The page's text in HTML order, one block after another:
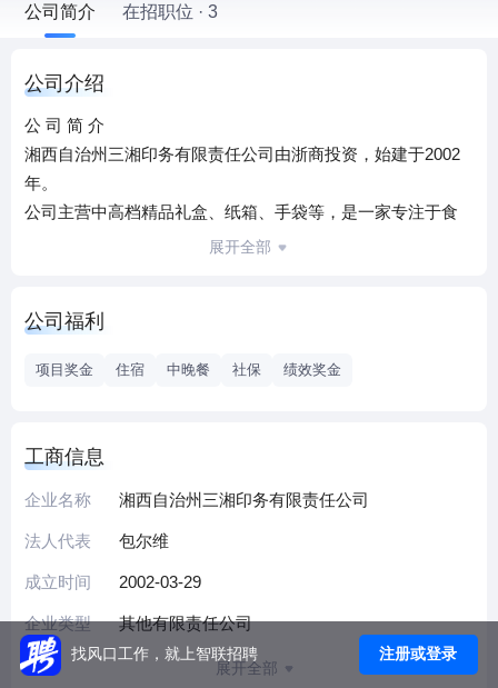
公司简介 在招职位 · 3
公司介绍
公 司 简 介
湘西自治州三湘印务有限责任公司由浙商投资，始建于2002
年。
公司主营中高档精品礼盒、纸箱、手袋等，是一家专注于食
品类包装，集设计、生产、销售一站式服务的专业化、规模
就业岗位350多个，拥有全新厂房2万多平方。紧邻湖南省湘
使产品质量得到更有效保障。
多年来，公司在各级政府的关心下，企业不断发展壮大，公
司现已发展成为湖南省酒类包装龙头企业，先后获得“湖南省
民族团结进步示范单位”、“湖南省重合同、守信用企业”、“湘
会，公司每年会组织爱心献血、群众困难帮扶、员工爱心救
助等各类公益活动。
公司本着“真诚、守信”的经营宗旨，一直以来赢得了酒鬼公
司、同仁堂等众多知名企业的支持和信赖。我们追求的目标
展开全部
公司福利
项目奖金 住宿 中晚餐 社保 绩效奖金
工商信息
企业名称 湘西自治州三湘印务有限责任公司
法人代表 包尔维
成立时间 2002-03-29
企业类型 其他有限责任公司
展开全部
找风口工作，就上智联招聘 注册或登录